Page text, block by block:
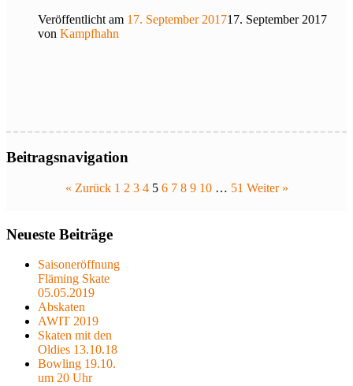
Veröffentlicht am 17. September 201717. September 2017
von Kampfhahn
Beitragsnavigation
« Zurück 1 2 3 4 5 6 7 8 9 10 … 51 Weiter »
Neueste Beiträge
Saisoneröffnung
Fläming Skate
05.05.2019
Abskaten
AWIT 2019
Skaten mit den
Oldies 13.10.18
Bowling 19.10.
um 20 Uhr